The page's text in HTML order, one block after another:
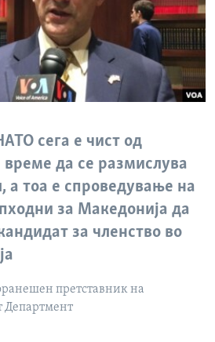
сега е чист од
време да се размислува
а тоа е спроведување на
за Македонија да
за членство во
претставник на
Департмент